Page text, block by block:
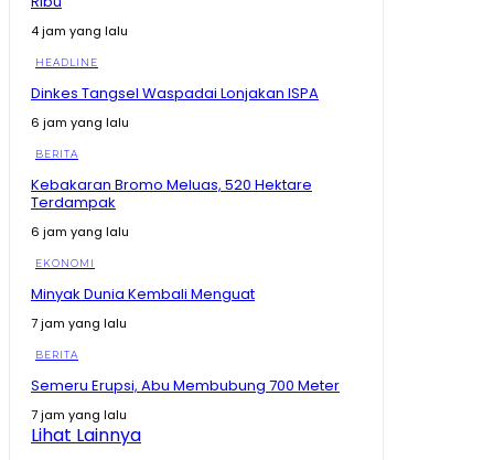
09:49
dari Anak Kos hingga Jadi Menteri
09:01
09:16
Perbandingannya dengan Luar Negeri
11:43
11:19
4 jam yang lalu
HEADLINE
Dinkes Tangsel Waspadai Lonjakan ISPA
6 jam yang lalu
BERITA
Kebakaran Bromo Meluas, 520 Hektare
Terdampak
6 jam yang lalu
EKONOMI
Minyak Dunia Kembali Menguat
7 jam yang lalu
BERITA
Semeru Erupsi, Abu Membubung 700 Meter
7 jam yang lalu
Lihat Lainnya